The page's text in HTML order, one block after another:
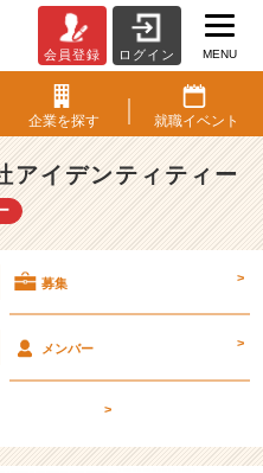
会員登録 ログイン MENU
企業を探す 就職イベント
アイデンティティー
募集 >
メンバー >
>